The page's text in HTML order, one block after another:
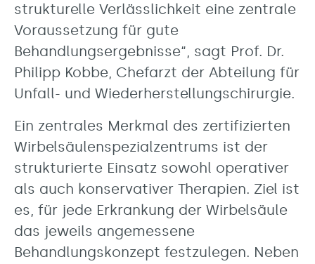
strukturelle Verlässlichkeit eine zentrale
Voraussetzung für gute
Behandlungsergebnisse“, sagt Prof. Dr.
Philipp Kobbe, Chefarzt der Abteilung für
Unfall- und Wiederherstellungschirurgie.
Ein zentrales Merkmal des zertifizierten
Wirbelsäulenspezialzentrums ist der
strukturierte Einsatz sowohl operativer
als auch konservativer Therapien. Ziel ist
es, für jede Erkrankung der Wirbelsäule
das jeweils angemessene
Behandlungskonzept festzulegen. Neben